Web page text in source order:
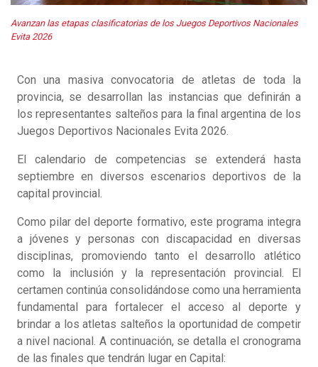
Avanzan las etapas clasificatorias de los Juegos Deportivos Nacionales
Evita 2026
Con una masiva convocatoria de atletas de toda la
provincia, se desarrollan las instancias que definirán a
los representantes salteños para la final argentina de los
Juegos Deportivos Nacionales Evita 2026.
El calendario de competencias se extenderá hasta
septiembre en diversos escenarios deportivos de la
capital provincial.
Como pilar del deporte formativo, este programa integra
a jóvenes y personas con discapacidad en diversas
disciplinas, promoviendo tanto el desarrollo atlético
como la inclusión y la representación provincial. El
certamen continúa consolidándose como una herramienta
fundamental para fortalecer el acceso al deporte y
brindar a los atletas salteños la oportunidad de competir
a nivel nacional. A continuación, se detalla el cronograma
de las finales que tendrán lugar en Capital: